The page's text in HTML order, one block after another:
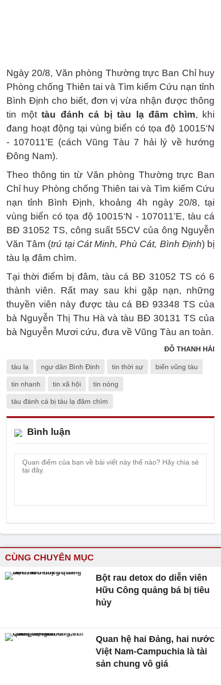
Ngày 20/8, Văn phòng Thường trực Ban Chỉ huy
Phòng chống Thiên tai và Tìm kiếm Cứu nạn tỉnh
Bình Định cho biết, đơn vị vừa nhận được thông
tin một tàu đánh cá bị tàu lạ đâm chìm, khi
đang hoạt động tại vùng biển có tọa độ 10015‘N
- 107011’E (cách Vũng Tàu 7 hải lý về hướng
Đông Nam).
Theo thông tin từ Văn phòng Thường trực Ban
Chỉ huy Phòng chống Thiên tai và Tìm kiếm Cứu
nạn tỉnh Bình Định, khoảng 4h ngày 20/8, tại
vùng biển có tọa độ 10015‘N - 107011’E, tàu cá
BĐ 31052 TS, công suất 55CV của ông Nguyễn
Văn Tâm (trú tại Cát Minh, Phù Cát, Bình Định) bị
tàu lạ đâm chìm.
Tại thời điểm bị đâm, tàu cá BĐ 31052 TS có 6
thành viên. Rất may sau khi gặp nạn, những
thuyền viên này được tàu cá BĐ 93348 TS của
bà Nguyễn Thị Thu Hà và tàu BĐ 30131 TS của
bà Nguyễn Mươi cứu, đưa về Vũng Tàu an toàn.
ĐỖ THANH HẢI
tàu lạ ngư dân Bình Định tin thời sự biển vũng tàu
tin nhanh tin xã hội tin nóng
tàu đánh cá bị tàu lạ đâm chìm
Bình luận
CÙNG CHUYÊN MỤC
Bột rau detox do diễn viên
Hữu Công quảng bá bị tiêu
hủy
Quan hệ hai Đảng, hai nước
Việt Nam-Campuchia là tài
sản chung vô giá ​